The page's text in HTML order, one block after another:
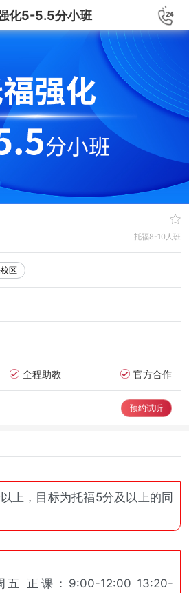
化5-5.5分小班
托福8-10人班
校区
全程助教 官方合作
预约试听
上，目标为托福5分及以上的同
五 正课：9:00-12:00 13:20-